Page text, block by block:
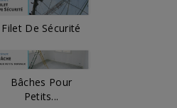
Filet De Sécurité
Bâches Pour
Petits...